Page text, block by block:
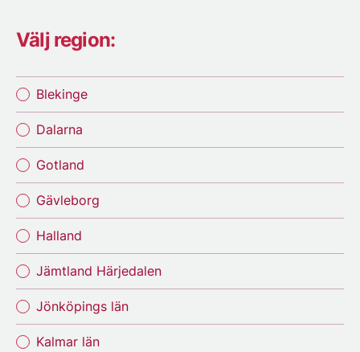
Välj region:
Blekinge
Dalarna
Gotland
Gävleborg
Halland
Jämtland Härjedalen
Jönköpings län
Kalmar län